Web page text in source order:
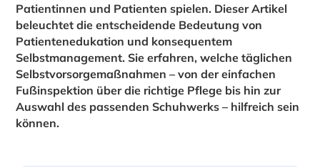
Patientinnen und Patienten spielen. Dieser Artikel
beleuchtet die entscheidende Bedeutung von
Patientenedukation und konsequentem
Selbstmanagement. Sie erfahren, welche täglichen
Selbstvorsorgemaßnahmen – von der einfachen
Fußinspektion über die richtige Pflege bis hin zur
Auswahl des passenden Schuhwerks – hilfreich sein
können.